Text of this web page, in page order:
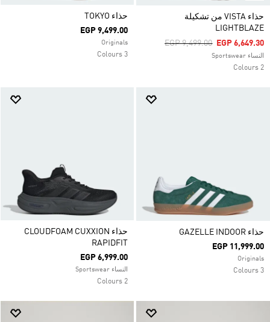
حذاء VISTA من تشكيلة
LIGHTBLAZE
Price Reduced From
EGP 9,499.00ToEGP 6,649.30
النساء Sportswear
2 Colours
حذاء TOKYO
EGP 9,499.00
Originals
3 Colours
حذاء GAZELLE INDOOR
EGP 11,999.00
Originals
3 Colours
حذاء CLOUDFOAM CUXXION
RAPIDFIT
EGP 6,999.00
النساء Sportswear
2 Colours